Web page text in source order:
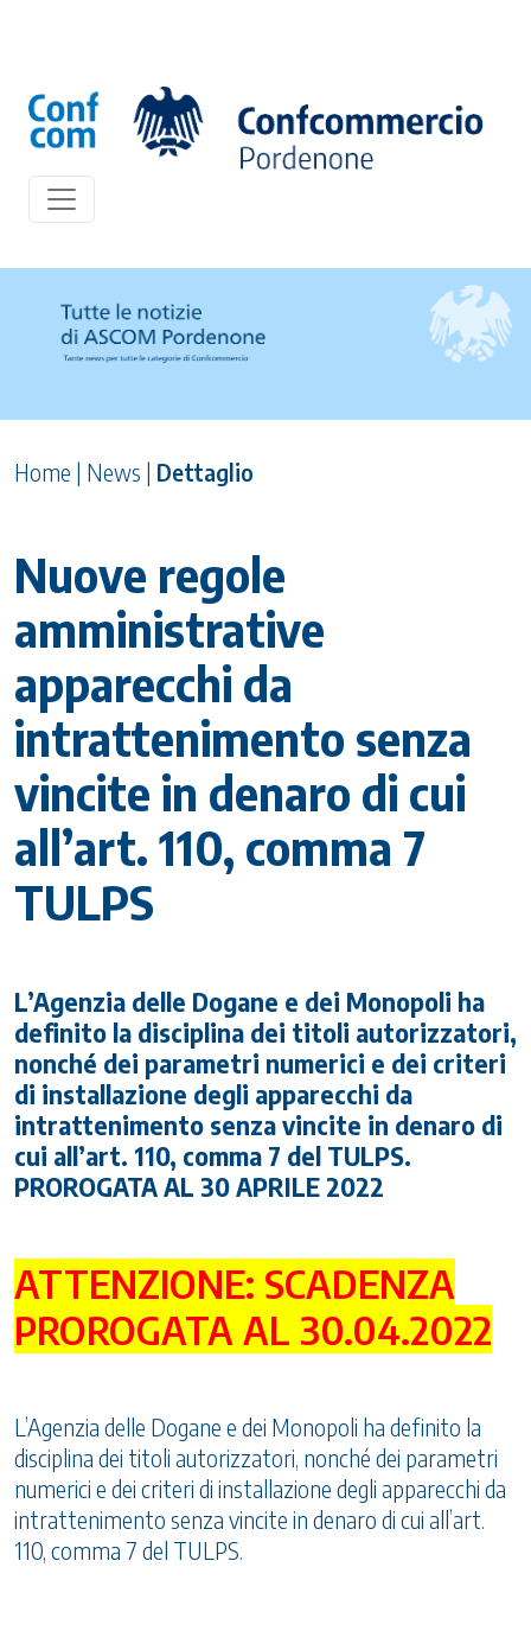
Home | News | Dettaglio
Nuove regole
amministrative
apparecchi da
intrattenimento senza
vincite in denaro di cui
all’art. 110, comma 7
TULPS
L’Agenzia delle Dogane e dei Monopoli ha
definito la disciplina dei titoli autorizzatori,
nonché dei parametri numerici e dei criteri
di installazione degli apparecchi da
intrattenimento senza vincite in denaro di
cui all’art. 110, comma 7 del TULPS.
PROROGATA AL 30 APRILE 2022
ATTENZIONE: SCADENZA
PROROGATA AL 30.04.2022
L’Agenzia delle Dogane e dei Monopoli ha definito la
disciplina dei titoli autorizzatori, nonché dei parametri
numerici e dei criteri di installazione degli apparecchi da
intrattenimento senza vincite in denaro di cui all’art.
110, comma 7 del TULPS.